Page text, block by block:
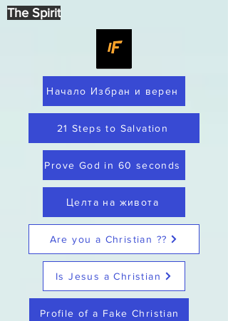
Начало Избран и верен
21 Steps to Salvation
Prove God in 60 seconds
Целта на живота
Are you a Christian ??
Is Jesus a Christian
Profile of a Fake Christian
The Spirit